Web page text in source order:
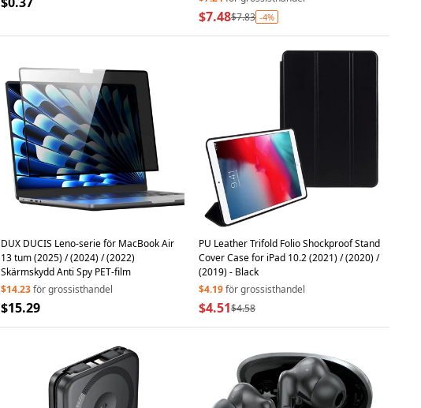
$7.48$7.83 -4%
DUX DUCIS Leno-serie för MacBook Air
13 tum (2025) / (2024) / (2022)
Skärmskydd Anti Spy PET-film
$14.23för grossisthandel
$15.29
PU Leather Trifold Folio Shockproof Stand
Cover Case for iPad 10.2 (2021) / (2020) /
(2019) - Black
$4.19för grossisthandel
$4.51$4.58